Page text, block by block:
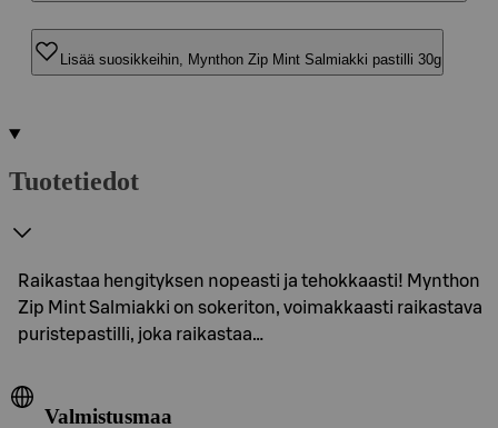
Lisää suosikkeihin, Mynthon Zip Mint Salmiakki pastilli 30g
Tuotetiedot
Raikastaa hengityksen nopeasti ja tehokkaasti! Mynthon
Zip Mint Salmiakki on sokeriton, voimakkaasti raikastava
puristepastilli, joka raikastaa…
Valmistusmaa